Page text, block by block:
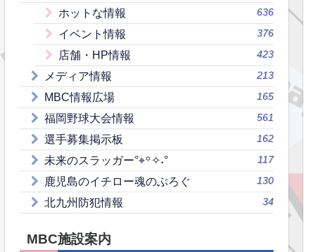
ホットな情報 636
イベント情報 376
店舗・HP情報 423
メディア情報 213
MBC情報広場 165
福岡野球大会情報 561
選手募集掲示板 162
未来のスラッガー°⌖꙳✧˖° 117
鹿児島のイチロー魂のぶろぐ 130
北九州防犯情報 34
MBC施設案内